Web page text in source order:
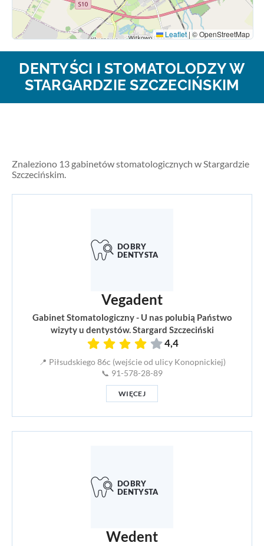
Leaflet | © OpenStreetMap
DENTYŚCI I STOMATOLODZY W
STARGARDZIE SZCZECIŃSKIM
Znaleziono 13 gabinetów stomatologicznych w Stargardzie
Szczecińskim.
Vegadent
Gabinet Stomatologiczny - U nas polubią Państwo
wizyty u dentystów. Stargard Szczeciński
4,4
📍 Piłsudskiego 86c (wejście od ulicy Konopnickiej)
📞 91-578-28-89
WIĘCEJ
Wedent